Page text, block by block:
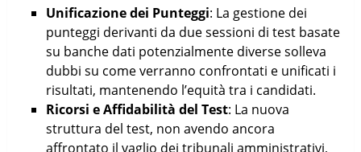
Unificazione dei Punteggi: La gestione dei
punteggi derivanti da due sessioni di test basate
su banche dati potenzialmente diverse solleva
dubbi su come verranno confrontati e unificati i
risultati, mantenendo l’equità tra i candidati.
Ricorsi e Affidabilità del Test: La nuova
struttura del test, non avendo ancora
affrontato il vaglio dei tribunali amministrativi,